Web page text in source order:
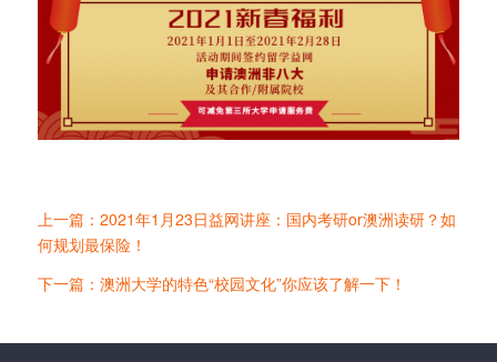
上一篇：2021年1月23日益网讲座：国内考研or澳洲读研？如
何规划最保险！
下一篇：澳洲大学的特色“校园文化”你应该了解一下！